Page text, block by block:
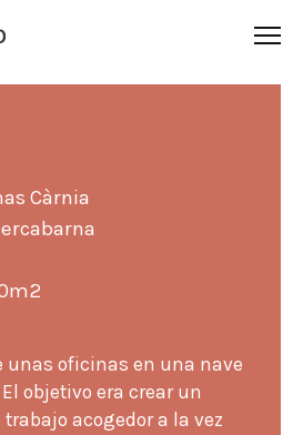
Càrnia
unas oficinas en una nave
objetivo era crear un
acogedor a la vez